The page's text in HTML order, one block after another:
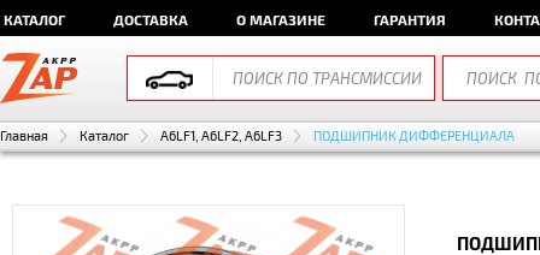
КАТАЛОГ ДОСТАВКА О МАГАЗИНЕ ГАРАНТИЯ
Главная Каталог A6LF1, A6LF2, A6LF3 ПОДШИПНИК ДИФФЕРЕНЦИАЛА